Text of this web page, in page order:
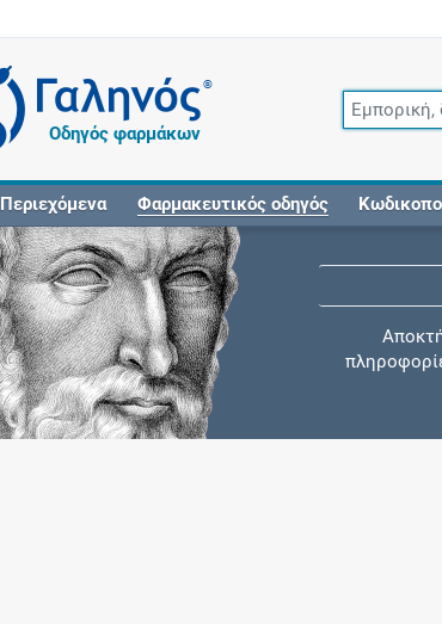
®
Οδηγός φαρμάκων
Περιεχόμενα Φαρμακευτικός οδηγός